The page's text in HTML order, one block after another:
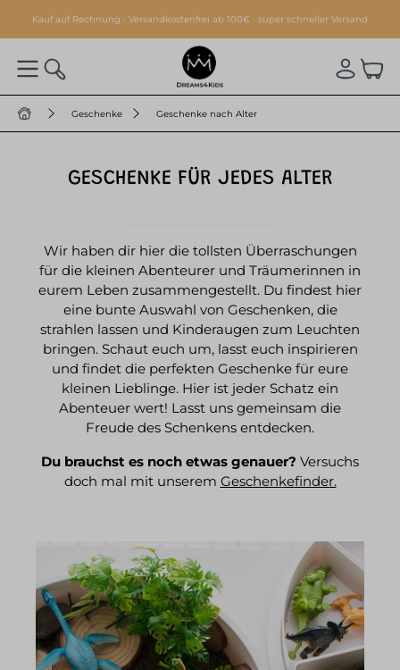
springen
Kauf auf Rechnung · Versandkostenfrei ab 100€ · super schneller Versand
Geschenke Geschenke nach Alter
GESCHENKE FÜR JEDES ALTER
Wir haben dir hier die tollsten Überraschungen
für die kleinen Abenteurer und Träumerinnen in
eurem Leben zusammengestellt. Du findest hier
eine bunte Auswahl von Geschenken, die
strahlen lassen und Kinderaugen zum Leuchten
bringen. Schaut euch um, lasst euch inspirieren
und findet die perfekten Geschenke für eure
kleinen Lieblinge. Hier ist jeder Schatz ein
Abenteuer wert! Lasst uns gemeinsam die
Freude des Schenkens entdecken.
Du brauchst es noch etwas genauer? Versuchs
doch mal mit unserem Geschenkefinder.